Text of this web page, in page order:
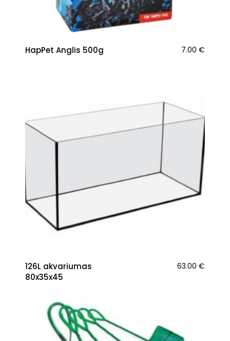
HapPet Anglis 500g 7.00 €
126L akvariumas
80x35x45
63.00 €